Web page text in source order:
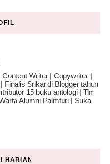
Content Writer | Copywriter |
Finalis Srikandi Blogger tahun
15 buku antologi | Tim
Alumni Palmturi | Suka
HARIAN